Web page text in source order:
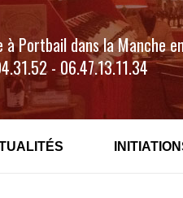
Portbail dans la Manche
- 06.47.13.11.34